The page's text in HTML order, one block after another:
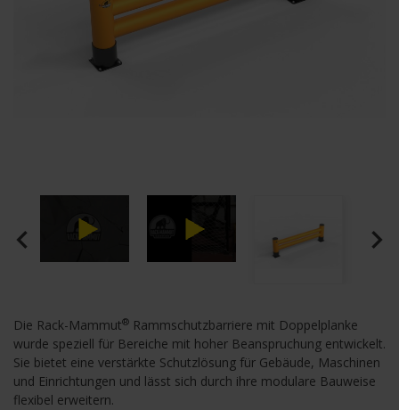
navigate_before navigate_next
Die Rack-Mammut® Rammschutzbarriere mit Doppelplanke
wurde speziell für Bereiche mit hoher Beanspruchung entwickelt.
Sie bietet eine verstärkte Schutzlösung für Gebäude, Maschinen
und Einrichtungen und lässt sich durch ihre modulare Bauweise
flexibel erweitern.